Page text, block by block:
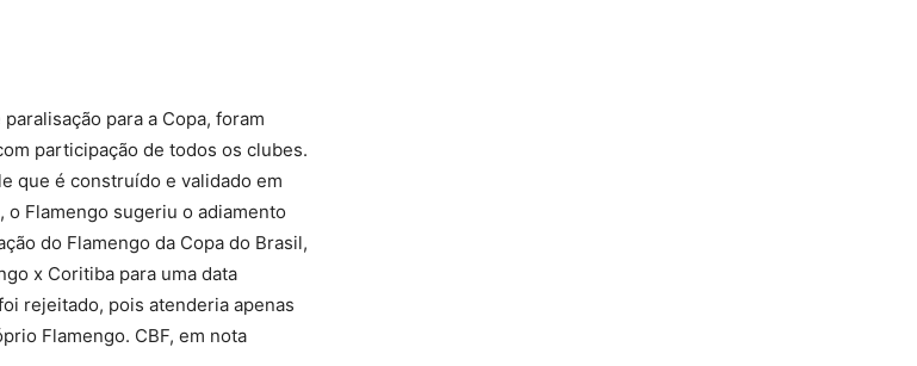
para a Copa, foram
participação de todos os clubes.
que é construído e validado em
Flamengo sugeriu o adiamento
do Flamengo da Copa do Brasil,
x Coritiba para uma data
rejeitado, pois atenderia apenas
Flamengo. CBF, em nota